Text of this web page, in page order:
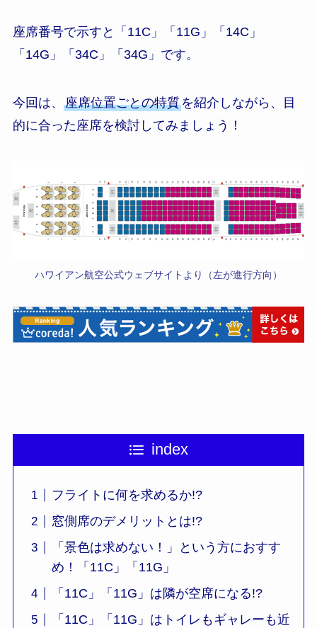
座席番号で示すと「11C」「11G」「14C」
「14G」「34C」「34G」です。
今回は、 座席位置ごとの特質を紹介しながら、目
的に合った座席を検討してみましょう！
ハワイアン航空公式ウェブサイトより（左が進行方向）
index
フライトに何を求めるか!?
窓側席のデメリットとは!?
「景色は求めない！」という方におすす
め！「11C」「11G」
「11C」「11G」は隣が空席になる!?
「11C」「11G」はトイレもギャレーも近